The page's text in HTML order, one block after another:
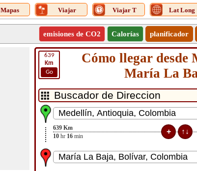
Mapas Viajar Viajar T Lat Long
emisiones de CO2 Calorías planificador
639
Km
Go
Cómo llegar desde
María La
639 Km
10 hr 16 min